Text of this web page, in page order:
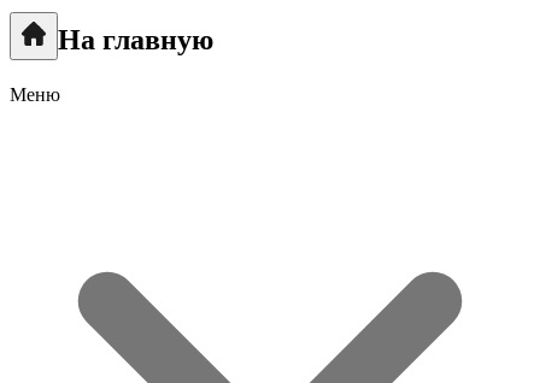
На главную
Меню